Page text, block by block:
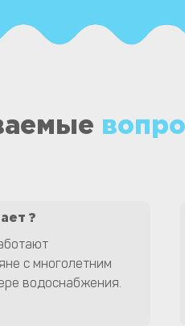
?
с многолетним
водоснабжения.